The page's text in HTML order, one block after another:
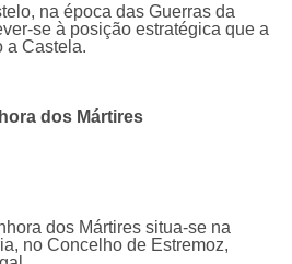
na época das Guerras da
se à posição estratégica que a
a Castela.
dos Mártires
dos Mártires situa-se na
no Concelho de Estremoz,